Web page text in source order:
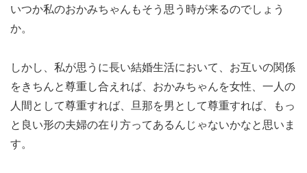
いつか私のおかみちゃんもそう思う時が来るのでしょう
か。
しかし、私が思うに長い結婚生活において、お互いの関係
をきちんと尊重し合えれば、おかみちゃんを女性、一人の
人間として尊重すれば、旦那を男として尊重すれば、もっ
と良い形の夫婦の在り方ってあるんじゃないかなと思いま
す。